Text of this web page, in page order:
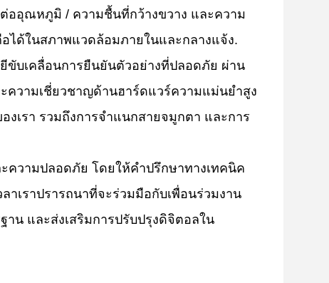
ออุณหภูมิ / ความชื้นที่กว้างขวาง และความ
ได้ในสภาพแวดล้อมภายในและกลางแจ้ง.
ขับเคลื่อนการยืนยันตัวอย่างที่ปลอดภัย ผ่าน
ความเชี่ยวชาญด้านฮาร์ดแวร์ความแม่นยําสูง
เรา รวมถึงการจําแนกสายจมูกตา และการ
ความปลอดภัย โดยให้คําปรึกษาทางเทคนิค
เราปรารถนาที่จะร่วมมือกับเพื่อนร่วมงาน
น และส่งเสริมการปรับปรุงดิจิตอลใน